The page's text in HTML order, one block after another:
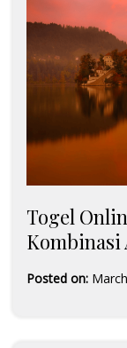
Togel
Kombinasi
Posted on: